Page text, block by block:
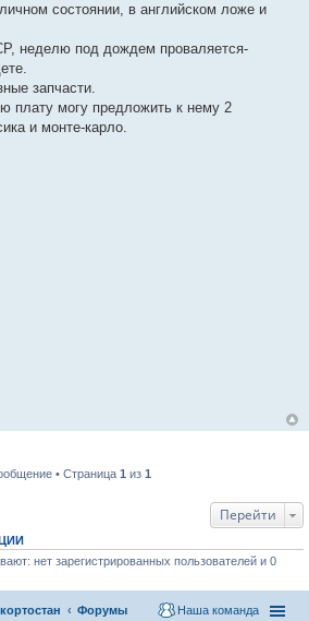
состоянии, в английском ложе и
неделю под дождем проваляется-
запчасти.
плату могу предложить к нему 2
и монте-карло.
• Страница 1 из 1
Перейти
нет зарегистрированных пользователей и 0
Форумы Наша команда